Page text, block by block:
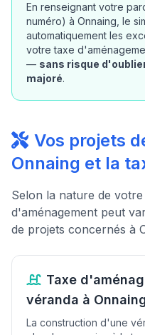
En renseignant votre
numéro) à Onnaing, le
automatiquement les
votre taxe
— sans risque
majoré.
Vos projets
Onnaing et la
Selon la nature de
d'aménagement peut
de projets concernés à
Taxe
véranda à
La construction d'une